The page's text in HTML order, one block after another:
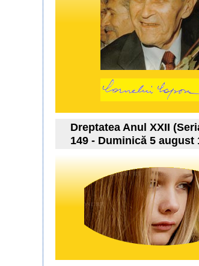
Dreptatea Anul XXII
149 - Duminică 5 august